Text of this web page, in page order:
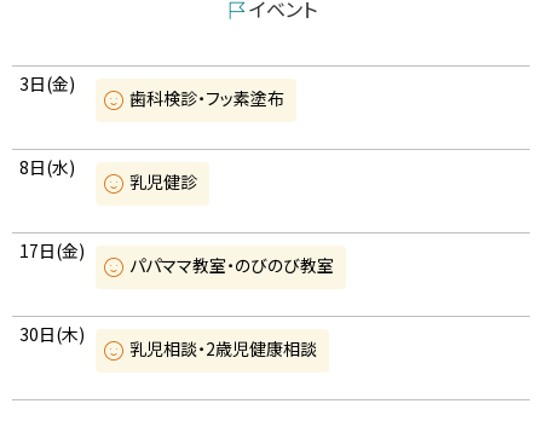
イベント
カ
レ
ン
ダ
3日(金曜)
子
て
歯科検診・フッ素塗布
8日(水曜)
子
て
乳児健診
17日(金曜)
子
て
パパママ教室・のびのび教室
30日(木曜)
子
乳児相談・2歳児健康相談